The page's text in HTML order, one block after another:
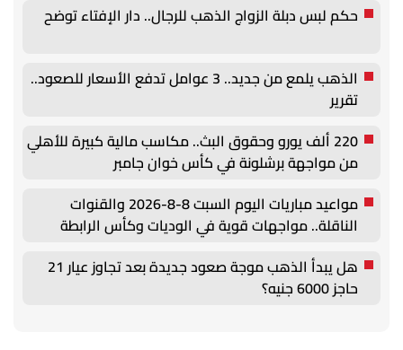
حكم لبس دبلة الزواج الذهب للرجال.. دار الإفتاء توضح
الذهب يلمع من جديد.. 3 عوامل تدفع الأسعار للصعود..
تقرير
220 ألف يورو وحقوق البث.. مكاسب مالية كبيرة للأهلي
من مواجهة برشلونة في كأس خوان جامبر
مواعيد مباريات اليوم السبت 8-8-2026 والقنوات
الناقلة.. مواجهات قوية في الوديات وكأس الرابطة
هل يبدأ الذهب موجة صعود جديدة بعد تجاوز عيار 21
حاجز 6000 جنيه؟